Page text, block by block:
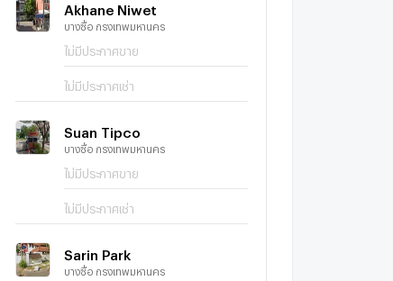
Akhane Niwet
บางซื่อ กรุงเทพมหานคร
ไม่มีประกาศขาย
ไม่มีประกาศเช่า
Suan Tipco
บางซื่อ กรุงเทพมหานคร
ไม่มีประกาศขาย
ไม่มีประกาศเช่า
Sarin Park
บางซื่อ กรุงเทพมหานคร